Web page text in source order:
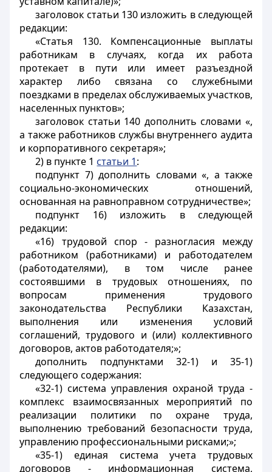
заголовок статьи 130 изложить в следующей
редакции:
«Статья 130. Компенсационные выплаты
работникам в случаях, когда их работа
протекает в пути или имеет разъездной
характер либо связана со служебными
поездками в пределах обслуживаемых участков,
населенных пунктов»;
заголовок статьи 140 дополнить словами «,
а также работников службы внутреннего аудита
и корпоративного секретаря»;
2) в пункте 1 статьи 1:
подпункт 7) дополнить словами «, а также
социально-экономических отношений,
основанная на равноправном сотрудничестве»;
подпункт 16) изложить в следующей
редакции:
«16) трудовой спор - разногласия между
работником (работниками) и работодателем
(работодателями), в том числе ранее
состоявшими в трудовых отношениях, по
вопросам применения трудового
законодательства Республики Казахстан,
выполнения или изменения условий
соглашений, трудового и (или) коллективного
договоров, актов работодателя;»;
дополнить подпунктами 32-1) и 35-1)
следующего содержания:
«32-1) система управления охраной труда -
комплекс взаимосвязанных мероприятий по
реализации политики по охране труда,
выполнению требований безопасности труда,
управлению профессиональными рисками;»;
«35-1) единая система учета трудовых
договоров - информационная система,